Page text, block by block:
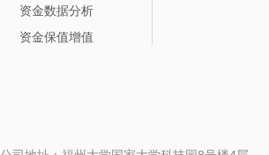
资金数据分析
资金保值增值